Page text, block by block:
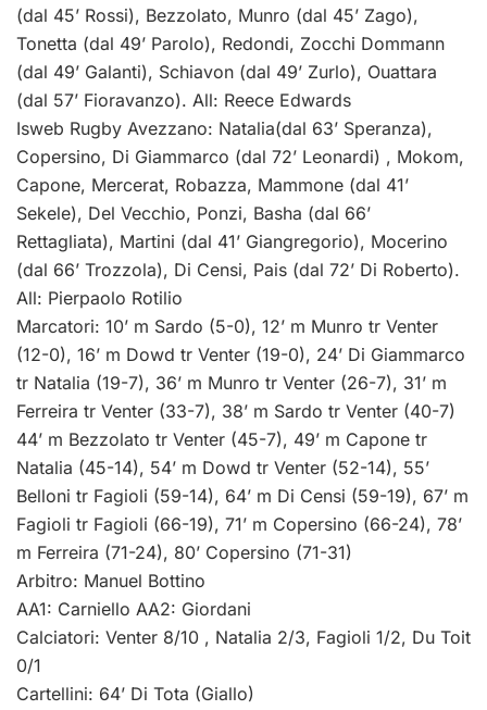
(dal 45’ Rossi), Bezzolato, Munro (dal 45’ Zago),
Tonetta (dal 49’ Parolo), Redondi, Zocchi Dommann
(dal 49’ Galanti), Schiavon (dal 49’ Zurlo), Ouattara
(dal 57’ Fioravanzo). All: Reece Edwards
Isweb Rugby Avezzano: Natalia(dal 63’ Speranza),
Copersino, Di Giammarco (dal 72’ Leonardi) , Mokom,
Capone, Mercerat, Robazza, Mammone (dal 41’
Sekele), Del Vecchio, Ponzi, Basha (dal 66’
Rettagliata), Martini (dal 41’ Giangregorio), Mocerino
(dal 66’ Trozzola), Di Censi, Pais (dal 72’ Di Roberto).
All: Pierpaolo Rotilio
Marcatori: 10’ m Sardo (5-0), 12’ m Munro tr Venter
(12-0), 16’ m Dowd tr Venter (19-0), 24’ Di Giammarco
tr Natalia (19-7), 36’ m Munro tr Venter (26-7), 31’ m
Ferreira tr Venter (33-7), 38’ m Sardo tr Venter (40-7)
44’ m Bezzolato tr Venter (45-7), 49’ m Capone tr
Natalia (45-14), 54’ m Dowd tr Venter (52-14), 55’
Belloni tr Fagioli (59-14), 64’ m Di Censi (59-19), 67’ m
Fagioli tr Fagioli (66-19), 71’ m Copersino (66-24), 78’
m Ferreira (71-24), 80’ Copersino (71-31)
Arbitro: Manuel Bottino
AA1: Carniello AA2: Giordani
Calciatori: Venter 8/10 , Natalia 2/3, Fagioli 1/2, Du Toit
0/1
Cartellini: 64’ Di Tota (Giallo)